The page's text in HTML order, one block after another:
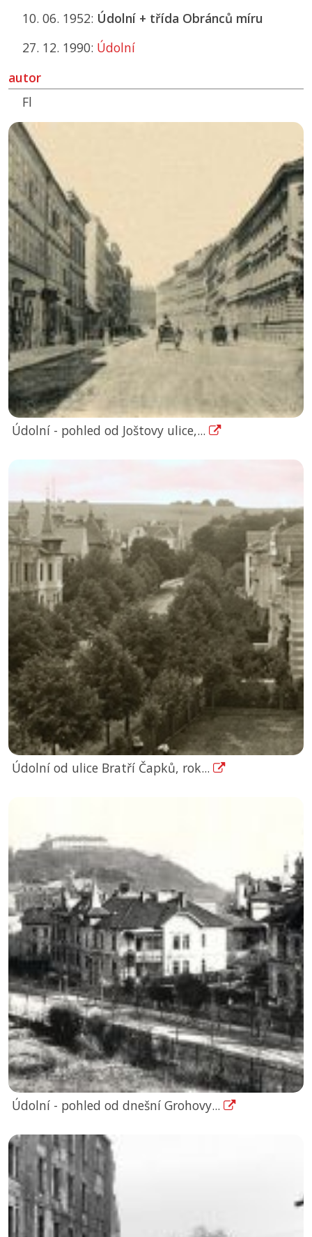
10. 06. 1952: Údolní + třída Obránců míru
27. 12. 1990: Údolní
autor
Fl
Údolní - pohled od Joštovy ulice,...
Údolní od ulice Bratří Čapků, rok...
Údolní - pohled od dnešní Grohovy...